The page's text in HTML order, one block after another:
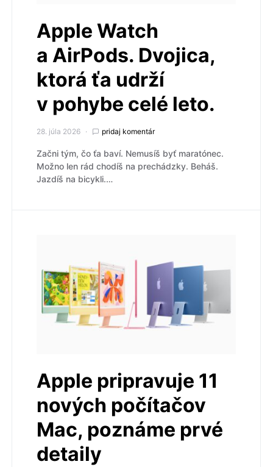
Apple Watch
a AirPods. Dvojica,
ktorá ťa udrží
v pohybe celé leto.
28. júla 2026 pridaj komentár
Začni tým, čo ťa baví. Nemusíš byť maratónec.
Možno len rád chodíš na prechádzky. Beháš.
Jazdíš na bicykli.…
Apple pripravuje 11
nových počítačov
Mac, poznáme prvé
detaily